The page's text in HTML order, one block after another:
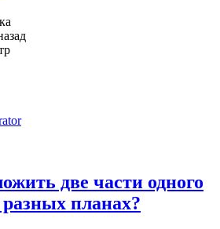
две части одного
разных планах?